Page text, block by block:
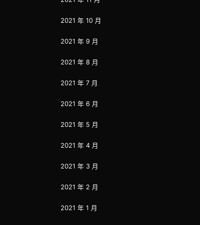
2021 年 10 月
2021 年 9 月
2021 年 8 月
2021 年 7 月
2021 年 6 月
2021 年 5 月
2021 年 4 月
2021 年 3 月
2021 年 2 月
2021 年 1 月